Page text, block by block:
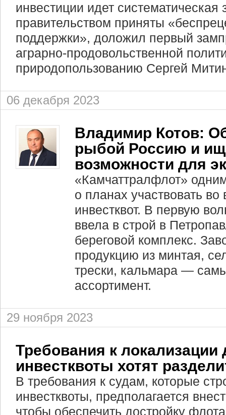
инвестиции идет
правительством приняты
поддержки», доложил первый
аграрно-продовольственной
природопользованию Сергей
06 декабря 2023
Владимир Котов:
рыбой Россию и
возможности для
«Камчаттралфлот»
о планах участвовать во
инвестквот. В первую
ввела в строй в
береговой комплекс.
продукцию из минтая,
трески, кальмара —
ассортимент.
29 ноября 2023
Требования к локализации
инвестквоты хотят
В требования к судам, которые
инвестквоты, предполагается
чтобы обеспечить достройку